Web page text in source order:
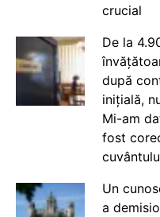
crucial
De la
după
inițială,
Mi-am
fost
Un
a